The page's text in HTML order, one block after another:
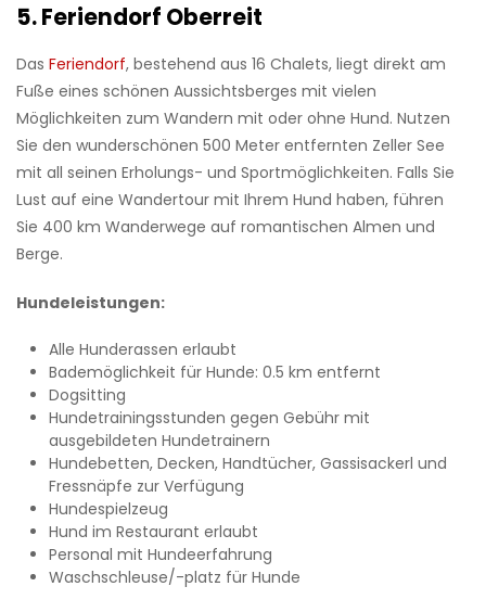
5. Feriendorf Oberreit
Das Feriendorf, bestehend aus 16 Chalets, liegt direkt am
Fuße eines schönen Aussichtsberges mit vielen
Möglichkeiten zum Wandern mit oder ohne Hund. Nutzen
Sie den wunderschönen 500 Meter entfernten Zeller See
mit all seinen Erholungs- und Sportmöglichkeiten. Falls Sie
Lust auf eine Wandertour mit Ihrem Hund haben, führen
Sie 400 km Wanderwege auf romantischen Almen und
Berge.
Hundeleistungen:
Alle Hunderassen erlaubt
Bademöglichkeit für Hunde: 0.5 km entfernt
Dogsitting
Hundetrainingsstunden gegen Gebühr mit
ausgebildeten Hundetrainern
Hundebetten, Decken, Handtücher, Gassisackerl und
Fressnäpfe zur Verfügung
Hundespielzeug
Hund im Restaurant erlaubt
Personal mit Hundeerfahrung
Waschschleuse/-platz für Hunde